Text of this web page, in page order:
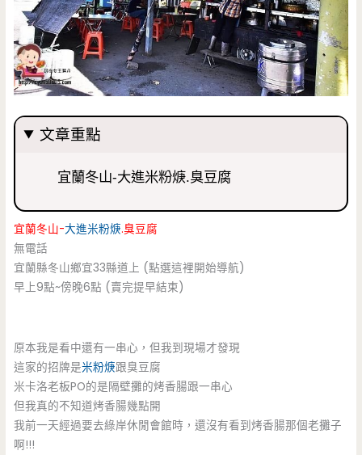
文章重點
宜蘭冬山-大進米粉焿.臭豆腐
宜蘭冬山-大進米粉焿.臭豆腐
無電話
宜蘭縣冬山鄉宜33縣道上 (點選這裡開始導航)
早上9點~傍晚6點 (賣完提早結束)
原本我是看中還有一串心，但我到現場才發現
這家的招牌是米粉焿跟臭豆腐
米卡洛老板PO的是隔壁攤的烤香腸跟一串心
但我真的不知道烤香腸幾點開
我前一天經過要去綠岸休閒會館時，還沒有看到烤香腸那個老攤子
啊!!!